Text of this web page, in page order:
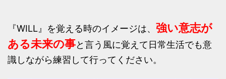
『WILL』を覚える時のイメージは、 強い意志が
ある未来の事と言う風に覚えて日常生活でも意
識しながら練習して行ってください。